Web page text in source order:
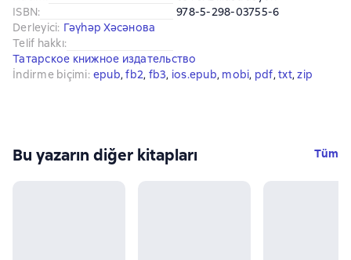
ISBN:
978-5-298-03755-6
Derleyici: Гәүһәр Хәсәнова
Telif hakkı:
Татарское книжное издательство
İndirme biçimi: epub, fb2, fb3, ios.epub, mobi, pdf, txt, zip
Bu yazarın diğer kitapları Tüm